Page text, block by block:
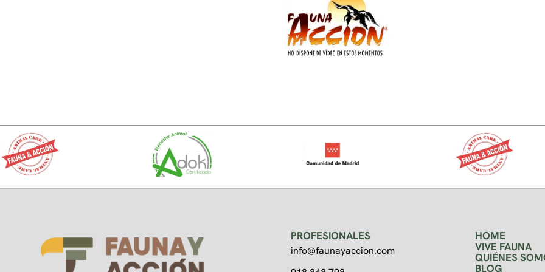
PROFESIONALES
info@faunayaccion.com
HOME
VIVE FAUNA
QUIÉNES
BLOG